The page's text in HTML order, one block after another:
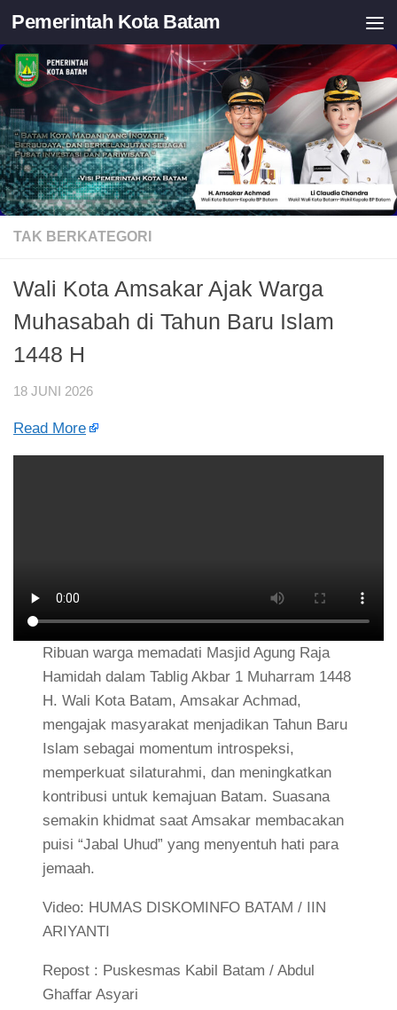
Skip to content
Pemerintah Kota Batam
TAK BERKATEGORI
Wali Kota Amsakar Ajak Warga
Muhasabah di Tahun Baru Islam
1448 H
18 JUNI 2026
Read More
Ribuan warga memadati Masjid Agung Raja
Hamidah dalam Tablig Akbar 1 Muharram 1448
H. Wali Kota Batam, Amsakar Achmad,
mengajak masyarakat menjadikan Tahun Baru
Islam sebagai momentum introspeksi,
memperkuat silaturahmi, dan meningkatkan
kontribusi untuk kemajuan Batam. Suasana
semakin khidmat saat Amsakar membacakan
puisi “Jabal Uhud” yang menyentuh hati para
jemaah.
Video: HUMAS DISKOMINFO BATAM / IIN
ARIYANTI
Repost : Puskesmas Kabil Batam / Abdul
Ghaffar Asyari